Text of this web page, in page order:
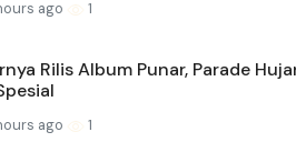
ago 1
Rilis Album Punar, Parade
ago 1